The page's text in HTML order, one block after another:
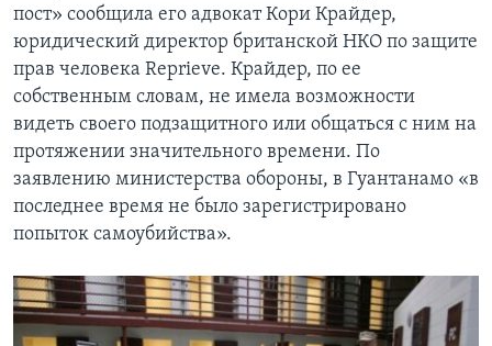
пост» сообщила его адвокат Кори Крайдер,
юридический директор британской НКО по защите
прав человека Reprieve. Крайдер, по ее
собственным словам, не имела возможности
видеть своего подзащитного или общаться с ним на
протяжении значительного времени. По
заявлению министерства обороны, в Гуантанамо «в
последнее время не было зарегистрировано
попыток самоубийства».